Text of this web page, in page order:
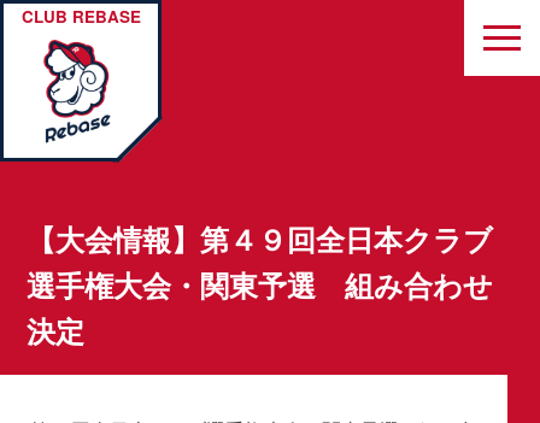
CLUB REBASE
【大会情報】第４９回全日本クラブ
選手権大会・関東予選 組み合わせ
決定